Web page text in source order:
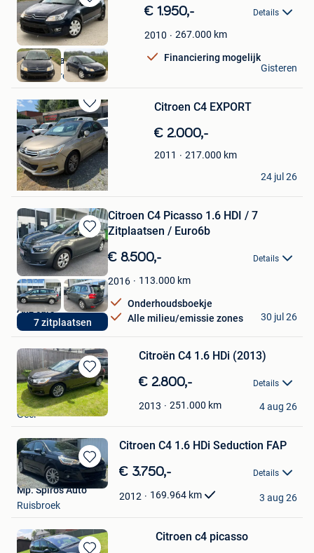
Bewaren
in
Mijn
Favorieten
€ 1.950,- Details
2010 267.000 km
Financiering mogelijk
BV Tala Cars
La Louviere
Gisteren
Bewaren
in
Mijn
Favorieten
Citroen C4 EXPORT
€ 2.000,-
2011 217.000 km
A.
Antwerpen
24 jul 26
Bewaren
in
Mijn
Favorieten
7 zitplaatsen
Citroen C4 Picasso 1.6 HDI / 7
Zitplaatsen / Euro6b
€ 8.500,- Details
2016 113.000 km
Onderhoudsboekje
Alle milieu/emissie zones
Anz cars
Zwijndrecht
30 jul 26
Bewaren
in
Mijn
Favorieten
Citroën C4 1.6 HDi (2013)
€ 2.800,- Details
2013 251.000 km
Cha Cha
Geel
4 aug 26
Bewaren
in
Mijn
Citroen C4 1.6 HDi Seduction FAP
€ 3.750,- Details
2012 169.964 km
Mp. Spiros Auto
Ruisbroek
3 aug 26
Citroen c4 picasso